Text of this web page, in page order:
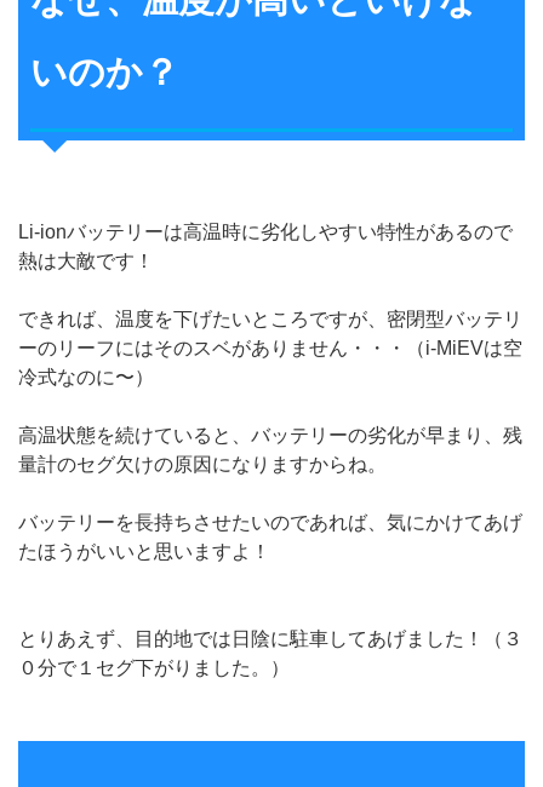
いのか？
Li-ionバッテリーは高温時に劣化しやすい特性があるので
熱は大敵です！
できれば、温度を下げたいところですが、密閉型バッテリ
ーのリーフにはそのスベがありません・・・（i-MiEVは空
冷式なのに〜）
高温状態を続けていると、バッテリーの劣化が早まり、残
量計のセグ欠けの原因になりますからね。
バッテリーを長持ちさせたいのであれば、気にかけてあげ
たほうがいいと思いますよ！
とりあえず、目的地では日陰に駐車してあげました！（３
０分で１セグ下がりました。）